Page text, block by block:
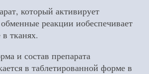
который активирует
реакции иобеспечивает
тканях.
и состав препарата
в таблетированной форме в